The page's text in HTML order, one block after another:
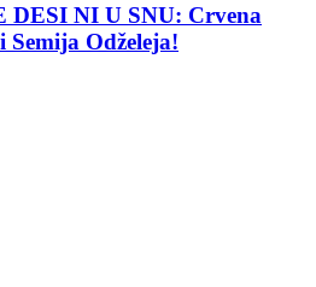
DESI NI U SNU: Crvena
Semija Odželeja!